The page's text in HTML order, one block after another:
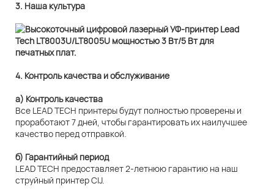
3. Наша культура
4. Контроль качества и обслуживание
а) Контроль качества
Все LEAD TECH принтеры будут полностью проверены и
проработают 7 дней, чтобы гарантировать их наилучшее
качество перед отправкой.
б) Гарантийный период
LEAD TECH предоставляет 2-летнюю гарантию на наш
струйный принтер CIJ.